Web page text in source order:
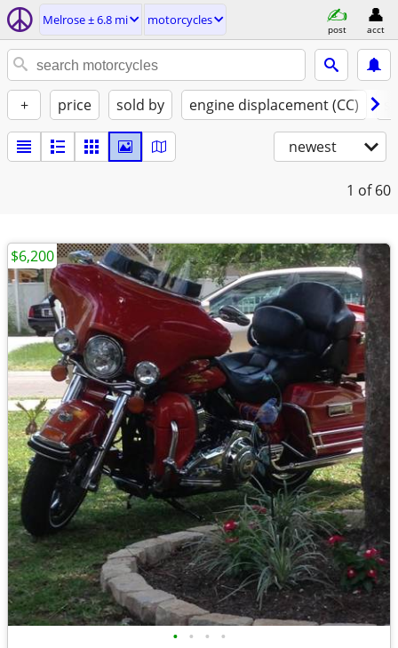
Melrose ± 6.8 mi motorcycles
post acct
+ price sold by engine displacement (CC)
newest
1 of 60
• • • •
$6,200